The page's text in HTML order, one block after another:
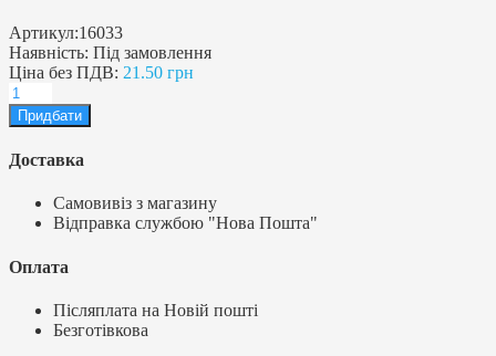
Артикул:16033
Наявність: Під замовлення
Ціна без ПДВ: 21.50 грн
Доставка
Самовивіз з магазину
Відправка службою "Нова Пошта"
Оплата
Післяплата на Новій пошті
Безготівкова